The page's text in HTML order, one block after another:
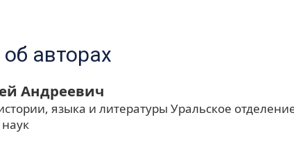
авторах
Андреевич
языка и литературы Уральское